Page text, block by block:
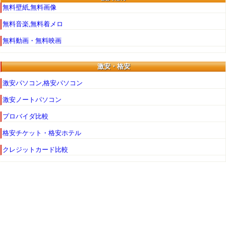
無料壁紙,無料画像
無料音楽,無料着メロ
無料動画・無料映画
激安・格安
激安パソコン,格安パソコン
激安ノートパソコン
プロバイダ比較
格安チケット・格安ホテル
クレジットカード比較